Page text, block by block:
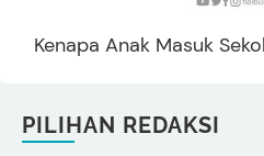
Kenapa Anak Masuk
PILIHAN REDAKSI